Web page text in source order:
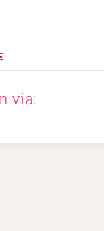
via: